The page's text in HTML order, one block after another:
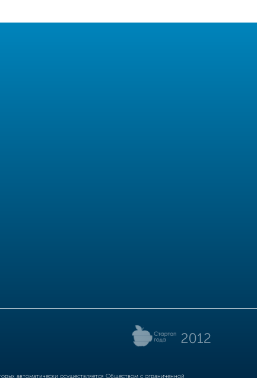
автоматически осуществляется Обществом с ограниченной